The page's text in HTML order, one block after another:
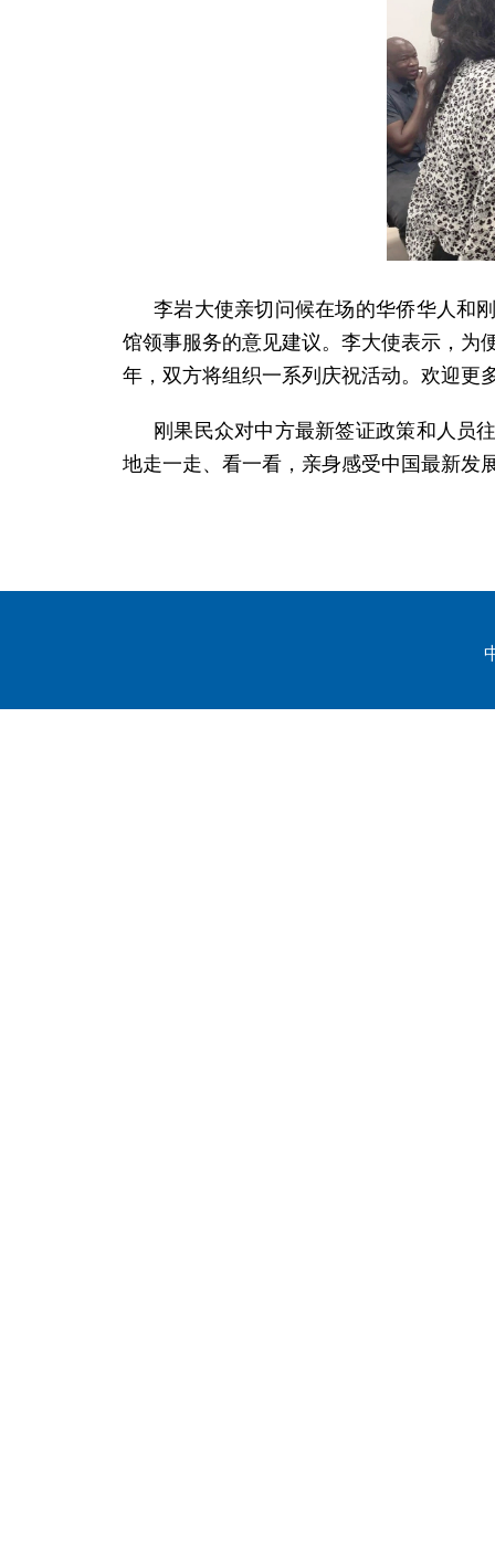
李岩大使亲切问候在场的华侨华人和
馆领事服务的意见建议。李大使表示，为
年，双方将组织一系列庆祝活动。欢迎更
刚果民众对中方最新签证政策和人员
地走一走、看一看，亲身感受中国最新发